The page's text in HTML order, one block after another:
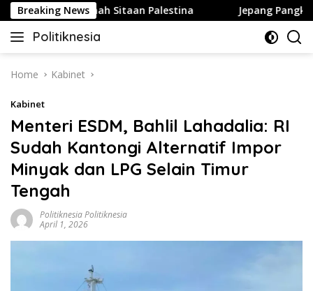
Skip
to
content
Breaking News
di Tanah Sitaan Palestina Jepang Pangkas
Politiknesia
Politiknesia.com
Home Kabinet
Kabinet
Menteri ESDM, Bahlil Lahadalia: RI
Sudah Kantongi Alternatif Impor
Minyak dan LPG Selain Timur
Tengah
Politiknesia Politiknesia
April 1, 2026